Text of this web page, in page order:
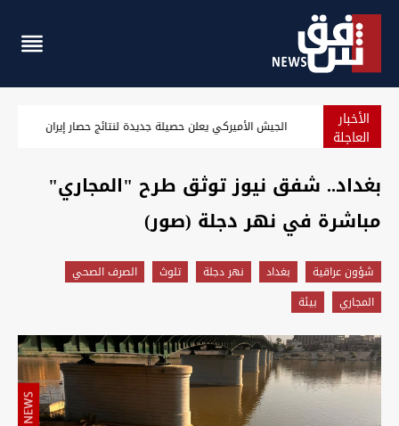
الأخبار
العاجلة الجيش الأميركي يعلن حصيلة جديدة لنتائج حصار إيران
بغداد.. شفق نيوز توثق طرح "المجاري"
مباشرة في نهر دجلة (صور)
شؤون عراقية بغداد نهر دجلة تلوث
الصرف الصحي
المجاري
بيئة